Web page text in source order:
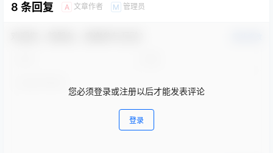
8 条回复 A 文章作者 M 管理员
您必须登录或注册以后才能发表评论
登录